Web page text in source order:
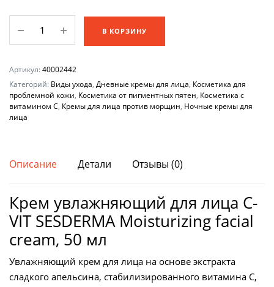
увлажняющий
лица
C-
VIT
SESDERMA
50
количество
В КОРЗИНУ
Артикул:40002442
Категорий: Виды ухода, Дневные кремы для лица, Косметика для
проблемной кожи, Косметика от пигментных пятен, Косметика с
витамином С, Кремы для лица против морщин, Ночные кремы для
лица
Описание Детали Отзывы (0)
Крем увлажняющий для лица C-
VIT SESDERMA Moisturizing facial
cream, 50 мл
Увлажняющий крем для лица на основе экстракта
сладкого апельсина, стабилизированного витамина С,